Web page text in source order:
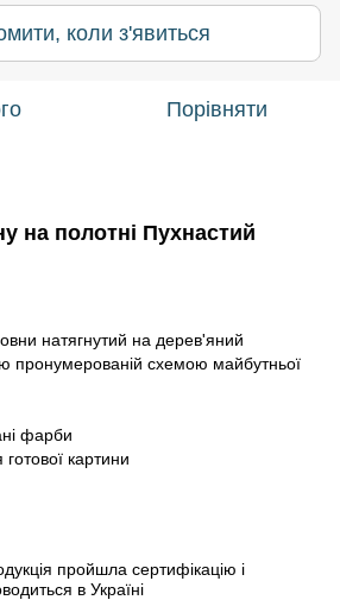
коли з'явиться
Порівняти
на полотні Пухнастий
натягнутий на дерев'яний
пронумерованій схемою майбутньої
фарби
картини
пройшла сертифікацію і
в Україні